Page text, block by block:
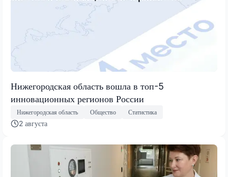
Нижегородская область вошла в топ-5
инновационных регионов России
Нижегородская область Общество Статистика
2 августа